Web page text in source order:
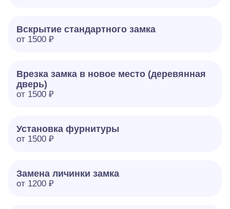
Вскрытие стандартного замка
от 1500 ₽
Врезка замка в новое место (деревянная
дверь)
от 1500 ₽
Установка фурнитуры
от 1500 ₽
Замена личинки замка
от 1200 ₽